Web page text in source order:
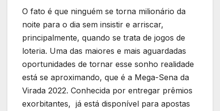
O fato é que ninguém se torna milionário da
noite para o dia sem insistir e arriscar,
principalmente, quando se trata de jogos de
loteria. Uma das maiores e mais aguardadas
oportunidades de tornar esse sonho realidade
está se aproximando, que é a Mega-Sena da
Virada 2022. Conhecida por entregar prêmios
exorbitantes, já está disponível para apostas